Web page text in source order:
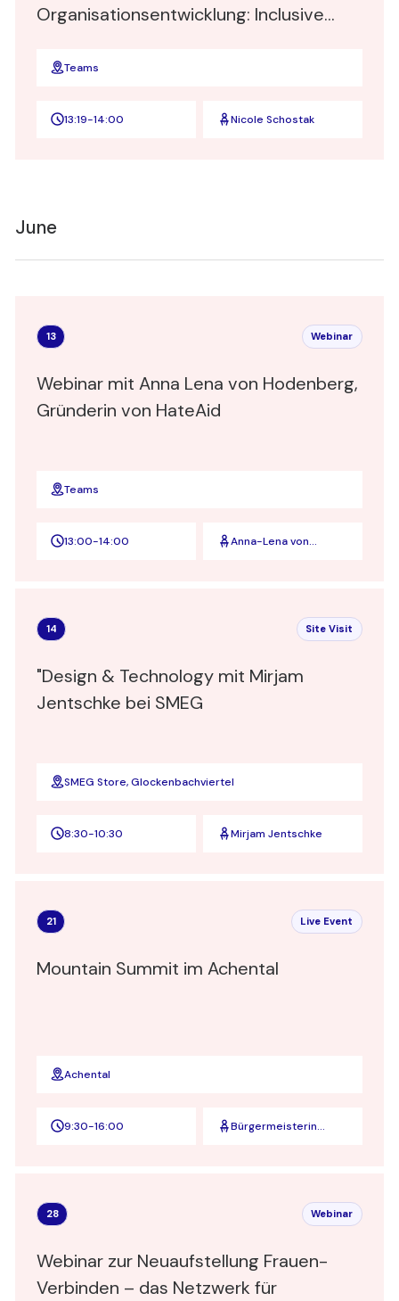
Organisationsentwicklung: Inclusive
Teams
13:19-14:00 Nicole Schostak
June
13 Webinar
Webinar mit Anna Lena von Hodenberg,
Gründerin von HateAid
Teams
13:00-14:00
Anna-Lena von
14 Site Visit
"Design & Technology mit Mirjam
Jentschke bei SMEG
SMEG Store, Glockenbachviertel
8:30-10:30 Mirjam Jentschke
21 Live Event
Mountain Summit im Achental
Achental
9:30-16:00
Bürgermeisterin
28 Webinar
Webinar zur Neuaufstellung Frauen-
Verbinden – das Netzwerk für